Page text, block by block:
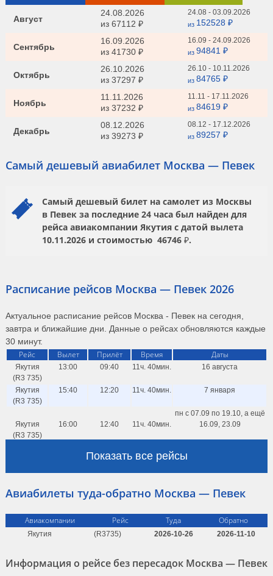
Август
24.08.2026
из 67112 ₽
24.08 - 03.09.2026
из 152528 ₽
Сентябрь
16.09.2026
из 41730 ₽
16.09 - 24.09.2026
из 94841 ₽
Октябрь
26.10.2026
из 37297 ₽
26.10 - 10.11.2026
из 84765 ₽
Ноябрь
11.11.2026
из 37232 ₽
11.11 - 17.11.2026
из 84619 ₽
Декабрь
08.12.2026
из 39273 ₽
08.12 - 17.12.2026
из 89257 ₽
Самый дешевый авиабилет Москва — Певек
Самый дешевый билет на самолет из Москвы
в Певек за последние 24 часа был найден для
рейса авиакомпании Якутия с датой вылета
10.11.2026 и стоимостью 46746 ₽.
Расписание рейсов Москва — Певек 2026
Актуальное расписание рейсов Москва - Певек на сегодня,
завтра и ближайшие дни. Данные о рейсах обновляются каждые
30 минут.
Рейс Вылет Прилёт Время Даты
Якутия
(R3 735)
13:00 09:40 11ч. 40мин. 16 августа
Якутия
(R3 735)
15:40 12:20 11ч. 40мин. 7 января
Якутия
(R3 735)
16:00 12:40 11ч. 40мин.
пн с 07.09 по 19.10, а ещё
16.09, 23.09
(R3 735)
(R3 735)
30 ноября, 7, 14, 21,
28 декабря, 11, 18,
25 января, 1, 15,
Показать все рейсы
Авиабилеты туда-обратно Москва — Певек
Авиакомпании Рейс Туда Обратно
Якутия (R3735) 2026-10-26 2026-11-10
Информация о рейсе без пересадок Москва — Певек